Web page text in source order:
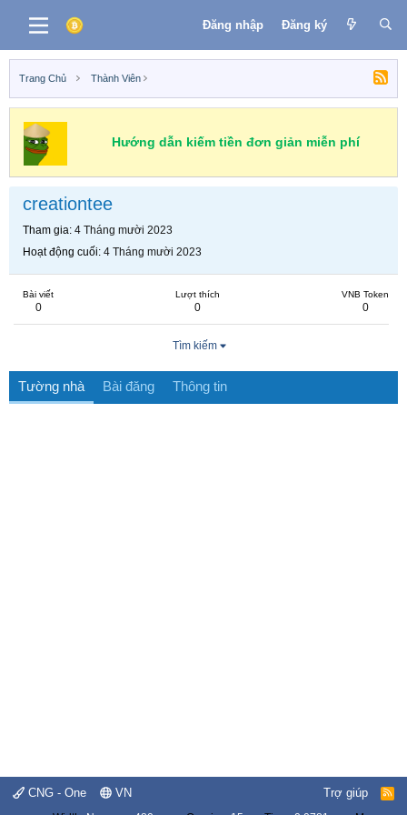
Đăng nhập Đăng ký
Trang Chủ Thành Viên
Hướng dẫn kiếm tiền đơn giản miễn phí
creationtee
Tham gia 4 Tháng mười 2023
Hoạt động cuối 4 Tháng mười 2023
Bài viết
0
Lượt thích
0
VNB Token
0
Tìm kiếm
Tường nhà Bài đăng Thông tin
CNG - One VN Trợ giúp
R